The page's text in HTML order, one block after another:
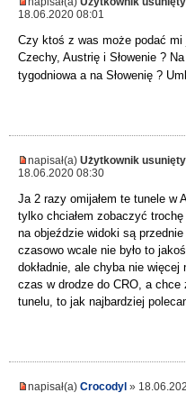
18.06.2020 08:01
Czy ktoś z was może podać
Czechy, Austrię i Słowenie ?
tygodniowa a na Słowenię ?
napisał(a) Użytkownik usunięty
18.06.2020 08:30
Ja 2 razy omijałem te tunele w
tylko chciałem zobaczyć
na objeździe widoki są
czasowo wcale nie było to
dokładnie, ale chyba nie
czas w drodze do CRO, a
tunelu, to jak najbardziej
napisał(a) Crocodyl »